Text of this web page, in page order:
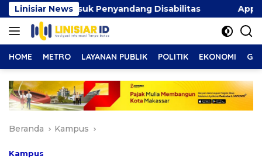
Langsung
ke
konten
Linisiar News
Penyandang Disabilitas Appi-Aliyah
HOME METRO LAYANAN PUBLIK POLITIK EKONOMI
Beranda Kampus
Kampus